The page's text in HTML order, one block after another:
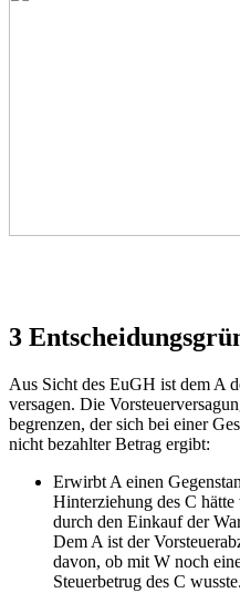
3
Aus Sicht des EuGH ist dem A
versagen. Die
begrenzen, der sich bei einer
nicht bezahlter Betrag ergibt:
Erwirbt A einen
Hinterziehung des C hätte
durch den Einkauf der
Dem A ist der
davon, ob mit W noch
Steuerbetrug des C wusste.